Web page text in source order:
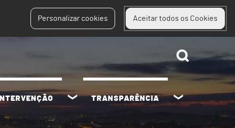
Personalizar cookies Aceitar todos os Cookies
TRANSPARÊNCIA